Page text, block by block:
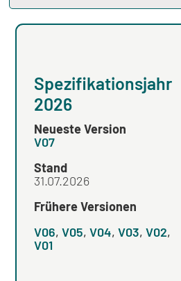
Spezifikationsjahr
2026
Neueste Version
V07
Stand
31.07.2026
Frühere Versionen
V06,V05,V04,V03,V02,
V01